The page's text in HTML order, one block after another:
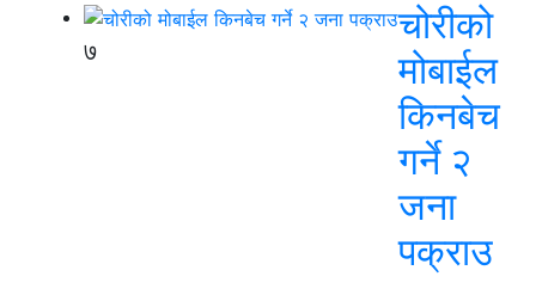
७
चोरीको
मोबाईल
किनबेच
गर्ने २
जना
पक्राउ